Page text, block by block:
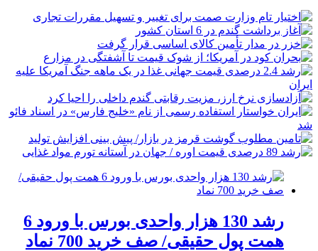
رشد 130 هزار واحدی بورس با ورود 6
همت پول حقیقی/ صف خرید 700 نماد